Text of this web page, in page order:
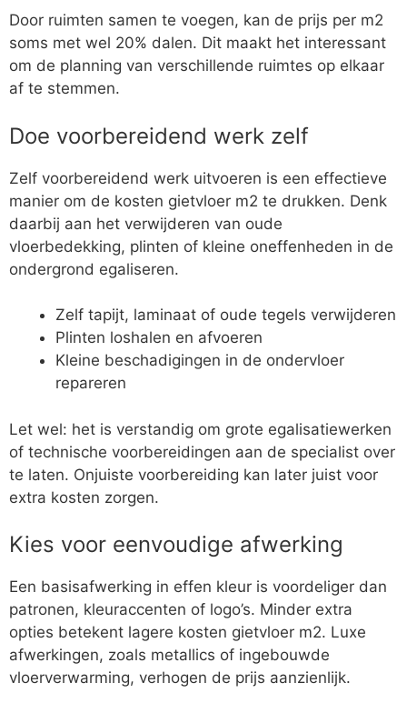
Door ruimten samen te voegen, kan de prijs per m2
soms met wel 20% dalen. Dit maakt het interessant
om de planning van verschillende ruimtes op elkaar
af te stemmen.
Doe voorbereidend werk zelf
Zelf voorbereidend werk uitvoeren is een effectieve
manier om de kosten gietvloer m2 te drukken. Denk
daarbij aan het verwijderen van oude
vloerbedekking, plinten of kleine oneffenheden in de
ondergrond egaliseren.
Zelf tapijt, laminaat of oude tegels verwijderen
Plinten loshalen en afvoeren
Kleine beschadigingen in de ondervloer
repareren
Let wel: het is verstandig om grote egalisatiewerken
of technische voorbereidingen aan de specialist over
te laten. Onjuiste voorbereiding kan later juist voor
extra kosten zorgen.
Kies voor eenvoudige afwerking
Een basisafwerking in effen kleur is voordeliger dan
patronen, kleuraccenten of logo’s. Minder extra
opties betekent lagere kosten gietvloer m2. Luxe
afwerkingen, zoals metallics of ingebouwde
vloerverwarming, verhogen de prijs aanzienlijk.